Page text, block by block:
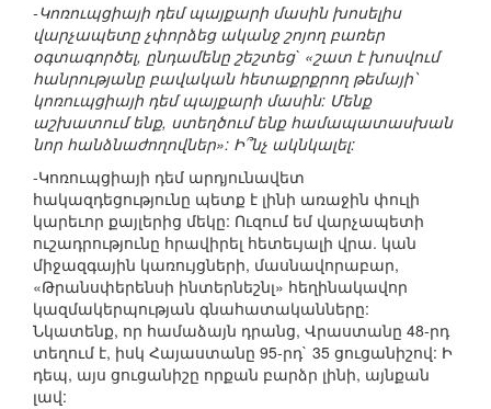
-Կոռուպցիայի դեմ պայքարի մասին խոսելիս
վարչապետը չփորձեց ականջ շոյող բառեր
օգտագործել, ընդամենը շեշտեց` «շատ է խոսվում
հանրությանը բավական հետաքրքրող թեմայի՝
կոռուպցիայի դեմ պայքարի մասին: Մենք
աշխատում ենք, ստեղծում ենք համապատասխան
նոր հանձնաժողովներ»: Ի՞նչ ակնկալել:
-Կոռուպցիայի դեմ արդյունավետ
հակազդեցությունը պետք է լինի առաջին փուլի
կարեւոր քայլերից մեկը: Ուզում եմ վարչապետի
ուշադրությունը հրավիրել հետեւյալի վրա. կան
միջազգային կառույցների, մասնավորաբար,
«Թրանսփերենսի ինտերնեշնլ» հեղինակավոր
կազմակերպության գնահատականները:
Նկատենք, որ համաձայն դրանց, Վրաստանը 48-րդ
տեղում է, իսկ Հայաստանը 95-րդ` 35 ցուցանիշով: Ի
դեպ, այս ցուցանիշը որքան բարձր լինի, այնքան
լավ: